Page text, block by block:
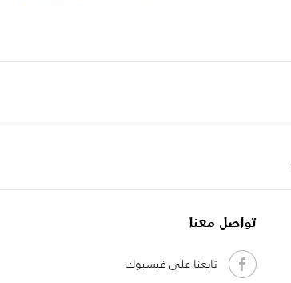
تواصل معنا
تابعنا على فيسبوك